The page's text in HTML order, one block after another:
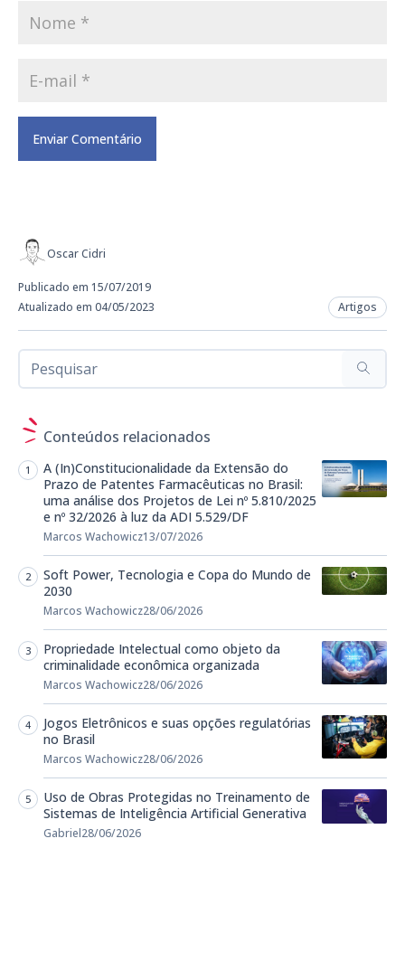
Oscar Cidri
Publicado em 15/07/2019
Atualizado em 04/05/2023
Artigos
Conteúdos relacionados
A (In)Constitucionalidade da Extensão do
Prazo de Patentes Farmacêuticas no Brasil:
uma análise dos Projetos de Lei nº 5.810/2025
e nº 32/2026 à luz da ADI 5.529/DF
Marcos Wachowicz13/07/2026
Soft Power, Tecnologia e Copa do Mundo de
2030
Marcos Wachowicz28/06/2026
Propriedade Intelectual como objeto da
criminalidade econômica organizada
Marcos Wachowicz28/06/2026
Jogos Eletrônicos e suas opções regulatórias
no Brasil
Marcos Wachowicz28/06/2026
Uso de Obras Protegidas no Treinamento de
Sistemas de Inteligência Artificial Generativa
Gabriel28/06/2026